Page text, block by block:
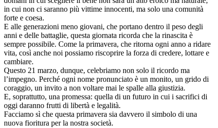
in cui non ci saranno più vittime innocenti, ma solo una comunità
forte e coesa.
E alle generazioni meno giovani, che portano dentro il peso degli
anni e delle battaglie, questa giornata ricorda che la rinascita è
sempre possibile. Come la primavera, che ritorna ogni anno a ridare
vita, così anche noi possiamo riscoprire la forza di credere, lottare e
cambiare.
Questo 21 marzo, dunque, celebriamo non solo il ricordo ma
l’impegno. Perché ogni nome pronunciato è un monito, un grido di
coraggio, un invito a non voltare mai le spalle alla giustizia.
E, soprattutto, una promessa: quella di un futuro in cui i sacrifici di
oggi daranno frutti di libertà e legalità.
Facciamo sì che questa primavera sia davvero il simbolo di una
nuova fioritura per la nostra società.